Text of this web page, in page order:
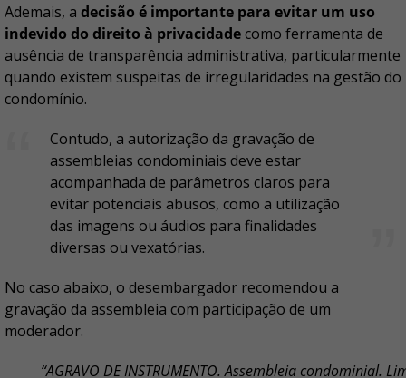
Ademais, a decisão é importante para evitar um uso
indevido do direito à privacidadecomo ferramenta de
ausência de transparência administrativa, particularmente
quando existem suspeitas de irregularidades na gestão do
condomínio.
Contudo, a autorização da gravação de
assembleias condominiais deve estar
acompanhada de parâmetros claros para
evitar potenciais abusos, como a utilização
das imagens ou áudios para finalidades
diversas ou vexatórias.
No caso abaixo, o desembargador recomendou a
gravação da assembleia com participação de um
moderador.
“AGRAVO DE INSTRUMENTO. Assembleia condominial.